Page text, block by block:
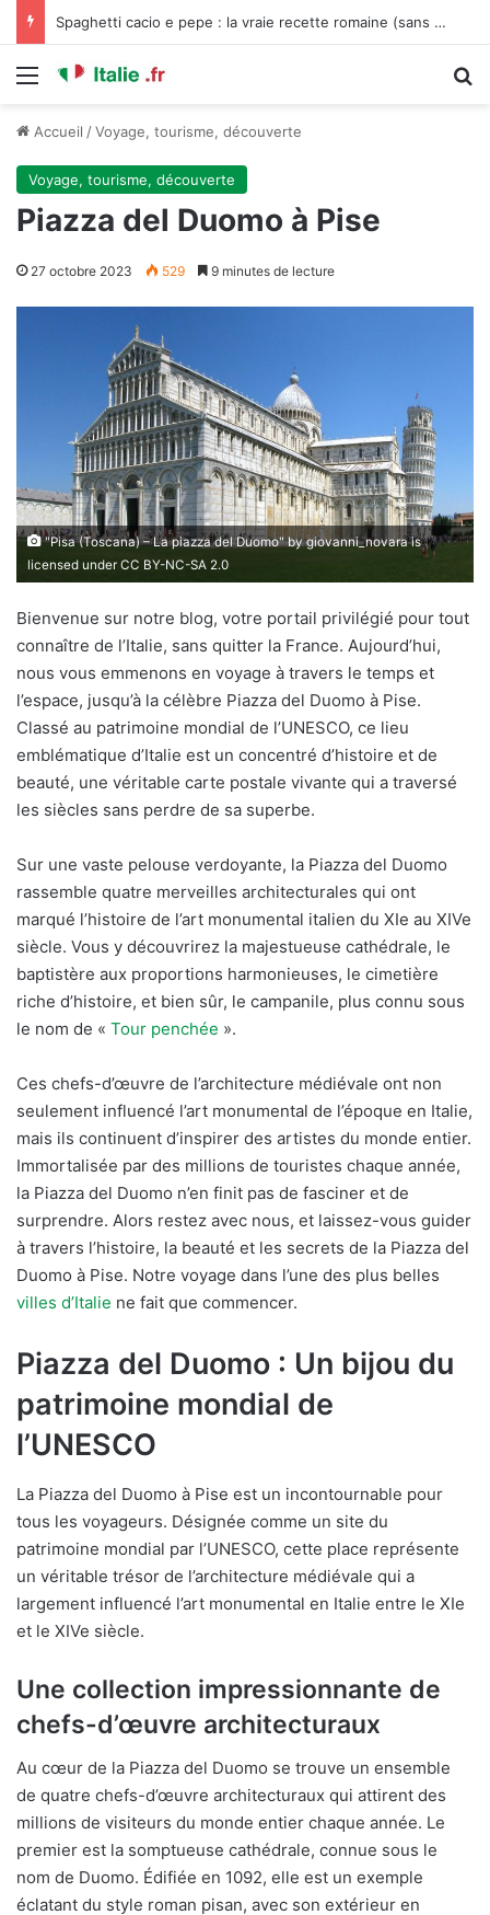
Spaghetti cacio e pepe : la vraie recette romaine (sans crème, sans compromis)
Menu
Accueil /Voyage, tourisme, découverte
Voyage, tourisme, découverte
Piazza del Duomo à Pise
27 octobre 2023 529 9 minutes de lecture
"Pisa (Toscana) – La piazza del Duomo" bygiovanni_novarais
licensed under CC BY-NC-SA 2.0
Bienvenue sur notre blog, votre portail privilégié pour tout
connaître de l’Italie, sans quitter la France. Aujourd’hui,
nous vous emmenons en voyage à travers le temps et
l’espace, jusqu’à la célèbre Piazza del Duomo à Pise.
Classé au patrimoine mondial de l’UNESCO, ce lieu
emblématique d’Italie est un concentré d’histoire et de
beauté, une véritable carte postale vivante qui a traversé
les siècles sans perdre de sa superbe.
Sur une vaste pelouse verdoyante, la Piazza del Duomo
rassemble quatre merveilles architecturales qui ont
marqué l’histoire de l’art monumental italien du XIe au XIVe
siècle. Vous y découvrirez la majestueuse cathédrale, le
baptistère aux proportions harmonieuses, le cimetière
riche d’histoire, et bien sûr, le campanile, plus connu sous
le nom de « Tour penchée ».
Ces chefs-d’œuvre de l’architecture médiévale ont non
seulement influencé l’art monumental de l’époque en Italie,
mais ils continuent d’inspirer des artistes du monde entier.
Immortalisée par des millions de touristes chaque année,
la Piazza del Duomo n’en finit pas de fasciner et de
surprendre. Alors restez avec nous, et laissez-vous guider
à travers l’histoire, la beauté et les secrets de la Piazza del
Duomo à Pise. Notre voyage dans l’une des plus belles
villes d’Italie ne fait que commencer.
Piazza del Duomo : Un bijou du
patrimoine mondial de
l’UNESCO
La Piazza del Duomo à Pise est un incontournable pour
tous les voyageurs. Désignée comme un site du
patrimoine mondial par l’UNESCO, cette place représente
un véritable trésor de l’architecture médiévale qui a
largement influencé l’art monumental en Italie entre le XIe
et le XIVe siècle.
Une collection impressionnante de
chefs-d’œuvre architecturaux
Au cœur de la Piazza del Duomo se trouve un ensemble
de quatre chefs-d’œuvre architecturaux qui attirent des
millions de visiteurs du monde entier chaque année. Le
premier est la somptueuse cathédrale, connue sous le
nom de Duomo. Édifiée en 1092, elle est un exemple
éclatant du style roman pisan, avec son extérieur en